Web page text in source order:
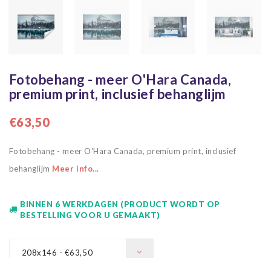
Fotobehang - meer O'Hara Canada,
premium print, inclusief behanglijm
€63,50
Fotobehang - meer O'Hara Canada, premium print, inclusief
behanglijm Meer info...
BINNEN 6 WERKDAGEN (PRODUCT WORDT OP
BESTELLING VOOR U GEMAAKT)
208x146 - €63,50